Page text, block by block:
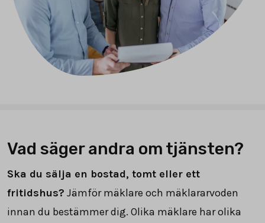
Vad säger andra om tjänsten?
Ska du sälja en bostad, tomt eller ett
fritidshus? Jämför mäklare och mäklararvoden
innan du bestämmer dig. Olika mäklare har olika